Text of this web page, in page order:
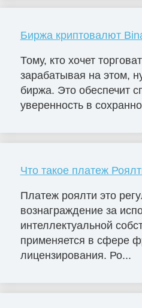
Биржа криптовалют
Тому, кто хочет
зарабатывая на этом,
биржа. Это обеспечит
уверенность в
Что такое платеж
Платеж роялти это
вознаграждение за
интеллектуальной
применяется в сфере
лицензирования. Ро...